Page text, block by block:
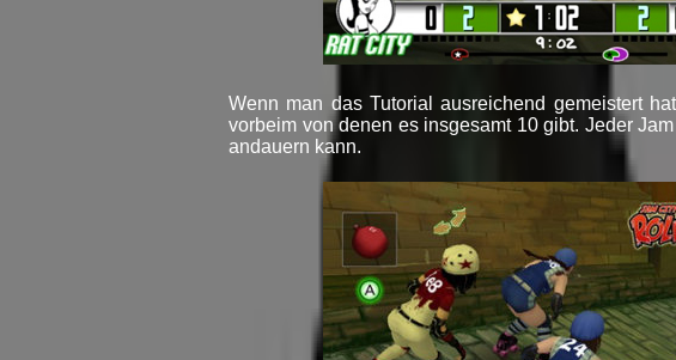
Wenn man das Tutorial ausreichend gemeistert
vorbeim von denen es insgesamt 10 gibt. Jeder
andauern kann.